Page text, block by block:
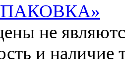
не
и наличие